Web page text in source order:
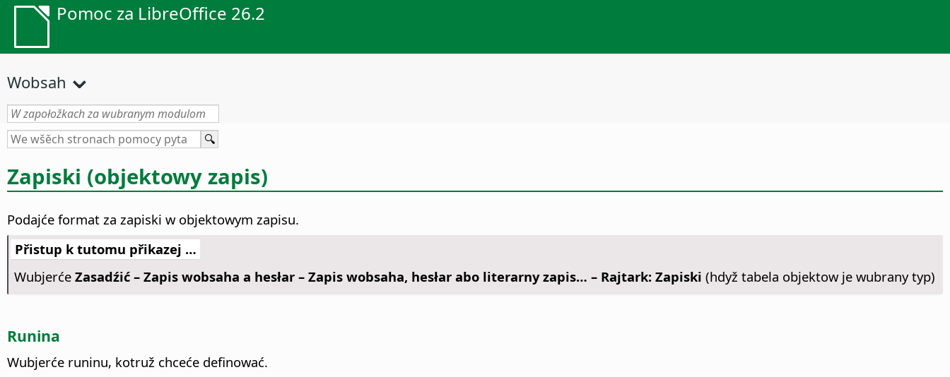
Pomoc za LibreOffice 26.2
Wobsah
Zapiski (objektowy zapis)
Podajće format za zapiski w objektowym zapisu.
Přistup k tutomu přikazej …
Wubjerće Zasadźić – Zapis wobsaha a hesłar – Zapis wobsaha, hesłar abo literarny zapis… – Rajtark: Zapiski (hdyž tabela objektow je wubrany typ)
Runina
Wubjerće runinu, kotruž chceće definować.